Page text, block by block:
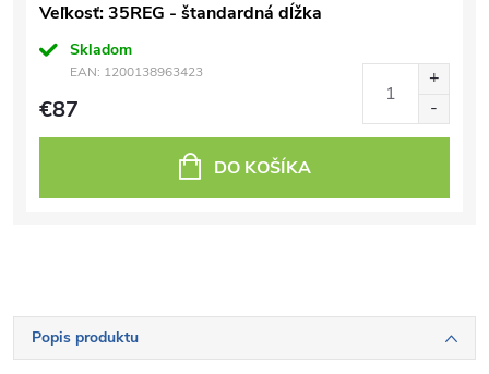
Veľkosť: 35REG - štandardná dĺžka
Skladom
EAN: 1200138963423
€87
DO KOŠÍKA
Popis produktu